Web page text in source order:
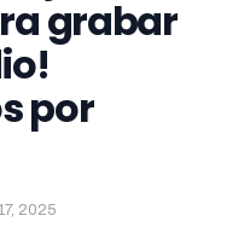
grabar
por
2025